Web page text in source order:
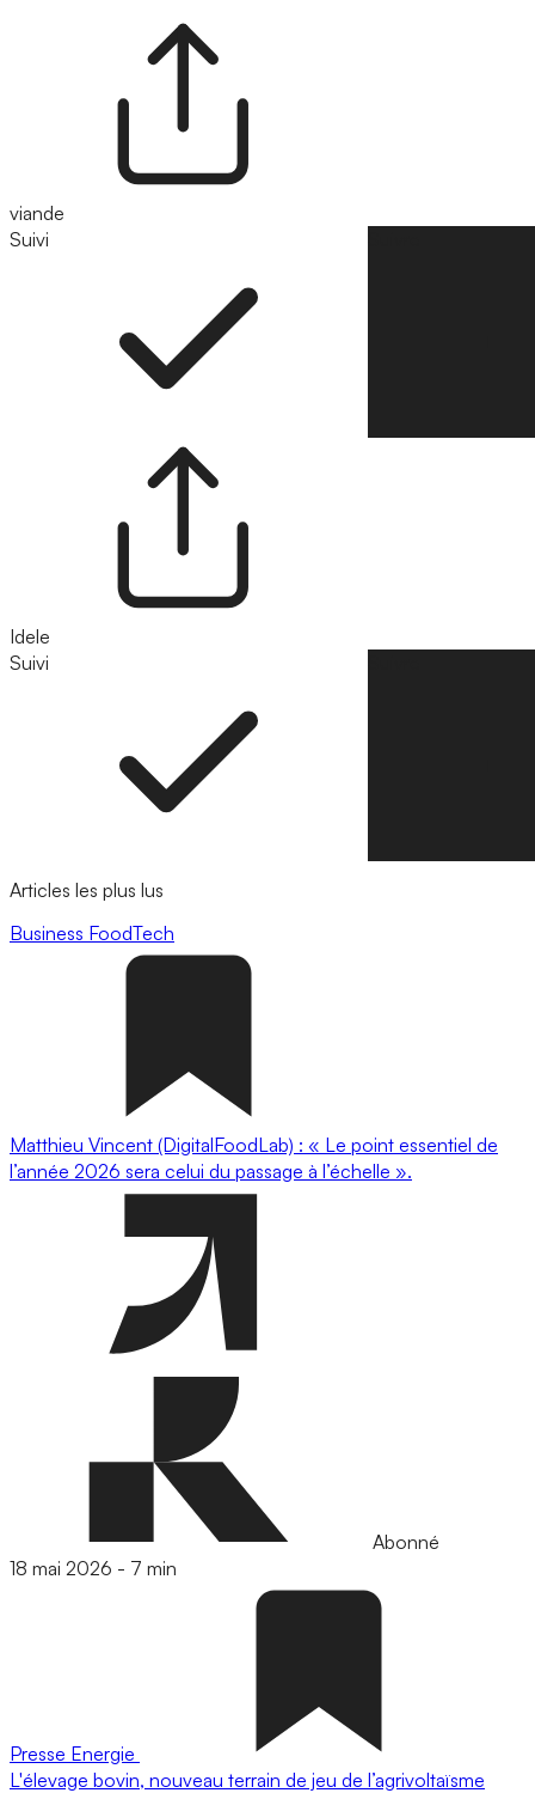
viande
Suivi
Idele
Suivi
Articles les plus lus
Business FoodTech
Matthieu Vincent (DigitalFoodLab) : « Le point essentiel de
l’année 2026 sera celui du passage à l’échelle ».
Abonné
18 mai 2026 - 7 min
Presse Energie
L'élevage bovin, nouveau terrain de jeu de l’agrivoltaïsme